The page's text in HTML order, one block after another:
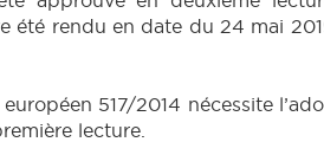
été rendu en date du 24 mai
517/2014 nécessite
lecture.